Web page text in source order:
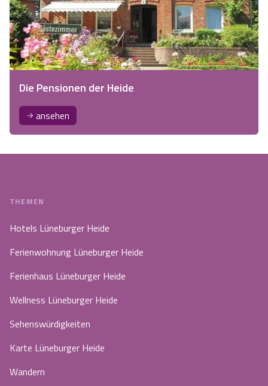
Die Pensionen der Heide
ansehen
THEMEN
Hotels Lüneburger Heide
Ferienwohnung Lüneburger Heide
Ferienhaus Lüneburger Heide
Wellness Lüneburger Heide
Sehenswürdigkeiten
Karte Lüneburger Heide
Wandern